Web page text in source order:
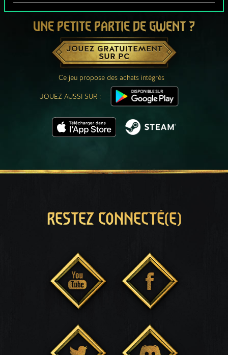
UNE PETITE PARTIE DE GWENT ?
JOUEZ GRATUITEMENT
SUR PC
Ce jeu propose des achats intégrés
JOUEZ AUSSI SUR :
RESTEZ CONNECTÉ(E)